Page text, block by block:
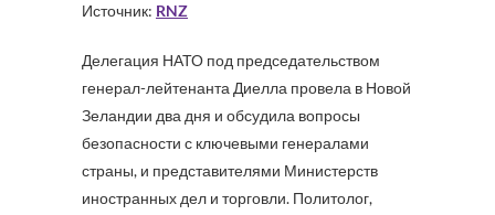
Источник: RNZ
Делегация НАТО под председательством
генерал-лейтенанта Диелла провела в Новой
Зеландии два дня и обсудила вопросы
безопасности с ключевыми генералами
страны, и представителями Министерств
иностранных дел и торговли. Политолог,